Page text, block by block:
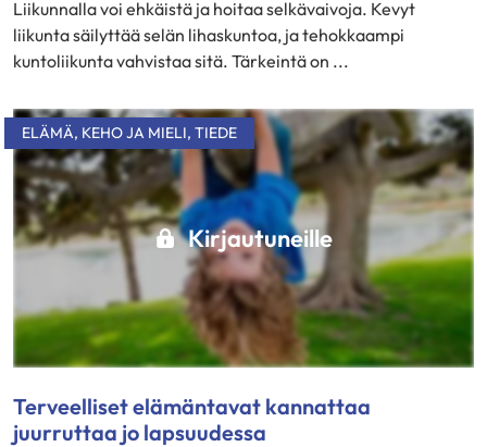
Liikunnalla voi ehkäistä ja hoitaa selkävaivoja. Kevyt
liikunta säilyttää selän lihaskuntoa, ja tehokkaampi
kuntoliikunta vahvistaa sitä. Tärkeintä on ...
Kirjautuneille
ELÄMÄ, KEHO JA MIELI, TIEDE
Terveelliset elämäntavat kannattaa
juurruttaa jo lapsuudessa